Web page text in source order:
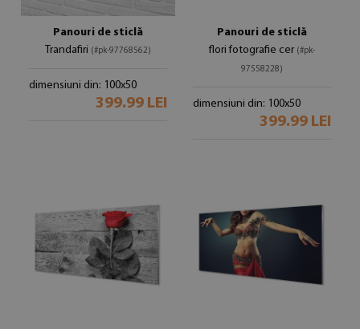
Panouri de sticlă
Trandafiri (#pk-97768562)
dimensiuni din: 100x50
399.99 LEI
Panouri de sticlă
flori fotografie cer (#pk-
97558228)
dimensiuni din: 100x50
399.99 LEI